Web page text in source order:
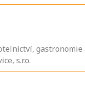
gastronomie
s.r.o.